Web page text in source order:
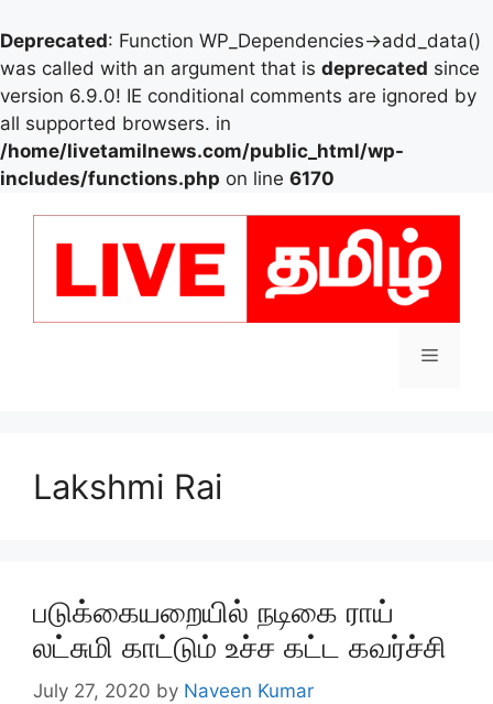
Deprecated: Function WP_Dependencies->add_data()
was called with an argument that is deprecated since
version 6.9.0! IE conditional comments are ignored by
all supported browsers. in
/home/livetamilnews.com/public_html/wp-
includes/functions.php on line 6170
Menu
Lakshmi Rai
படுக்கையறையில் நடிகை ராய்
லட்சுமி காட்டும் உச்ச கட்ட கவர்ச்சி
July 27, 2020 by Naveen Kumar